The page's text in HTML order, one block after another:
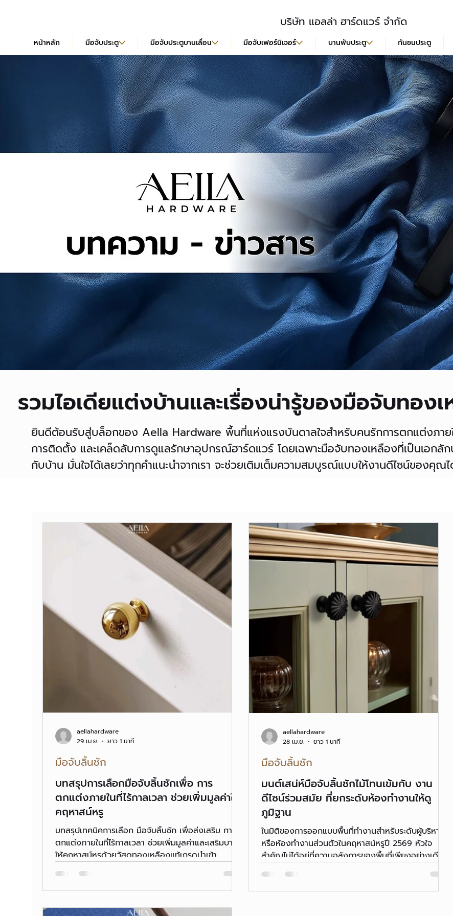
บริษัท แอลล่า ฮาร์ดแวร์ จำกัด
หน้าหลัก มือจับประตู มือจับประตูบานเลื่อน มือจับเฟอร์นิเจอร์ บานพับประตู กันชนประตู
รวมไอเดียแต่งบ้านและเรื่องน่ารู้ของมือจับทอง
ยินดีต้อนรับสู่บล็อกของ Aella Hardware พื้นที่แห่งแรงบันดาลใจสำหรับคนรักการตกแต่งภาย
การติดตั้ง และเคล็ดลับการดูแลรักษาอุปกรณ์ฮาร์ดแวร์ โดยเฉพาะมือจับทองเหลืองที่เป็นเอก
กับบ้าน มั่นใจได้เลยว่าทุกคำแนะนำจากเรา จะช่วยเติมเต็มความสมบูรณ์แบบให้งานดีไซน์ของคุณ
บทสรุปการเลือกมือจับลิ้นชักเพื่อ การ
ตกแต่งภายในที่ไร้กาลเวลา ช่วยเพิ่มมูลค่าให้
คฤหาสน์หรู
บทสรุปเทคนิคการเลือก มือจับลิ้นชัก เพื่อส่งเสริม การ
ตกแต่งภายในที่ไร้กาลเวลา ช่วยเพิ่มมูลค่าและเสริมบารมี
ให้คฤหาสน์หรูด้วยวัสดุทองเหลืองแท้เกรดนำเข้า
มือจับลิ้นชัก
aellahardware
29 เม.ย.
ยาว 1 นาที
มนต์เสน่ห์มือจับลิ้นชักไม้โทนเข้มกับ งาน
ดีไซน์ร่วมสมัย ที่ยกระดับห้องทำงานให้ดู
ภูมิฐาน
ในมิติของการออกแบบพื้นที่ทำงานสำหรับระดับผู้บริหาร
หรือห้องทำงานส่วนตัวในคฤหาสน์หรูปี 2569 หัวใจ
สำคัญไม่ได้อยู่ที่ความอลังการของพื้นที่เพียงอย่างเดียว
ความสำเร็จได้อย่างนุ่มนวลและทรงพลัง นักออกแบบผู้
มองเห็นสุนทรียภาพให้ความสำคัญกับ งานดีไซน์ร่วม
มือจับลิ้นชัก
aellahardware
28 เม.ย.
ยาว 1 นาที